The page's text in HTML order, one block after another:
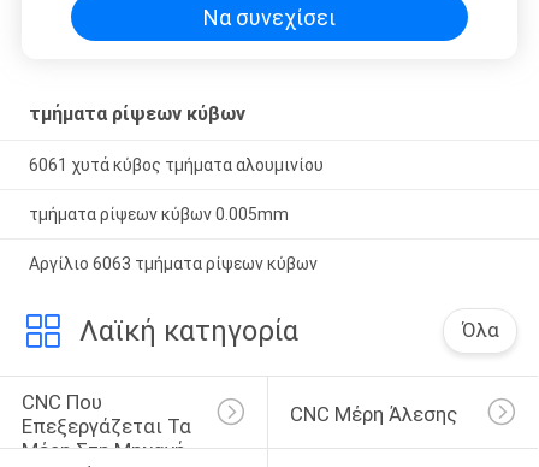
Να συνεχίσει
τμήματα ρίψεων κύβων
6061 χυτά κύβος τμήματα αλουμινίου
τμήματα ρίψεων κύβων 0.005mm
Αργίλιο 6063 τμήματα ρίψεων κύβων
Λαϊκή κατηγορία Όλα
CNC Που
Επεξεργάζεται Τα
Μέρη Στη Μηχανή
CNC Μέρη Άλεσης